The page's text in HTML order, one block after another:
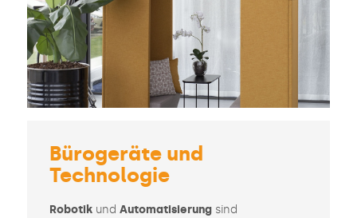
Bürogeräte und
Technologie
Robotikund Automatisierungsind